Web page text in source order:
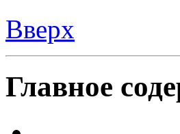
Вверх
Главное